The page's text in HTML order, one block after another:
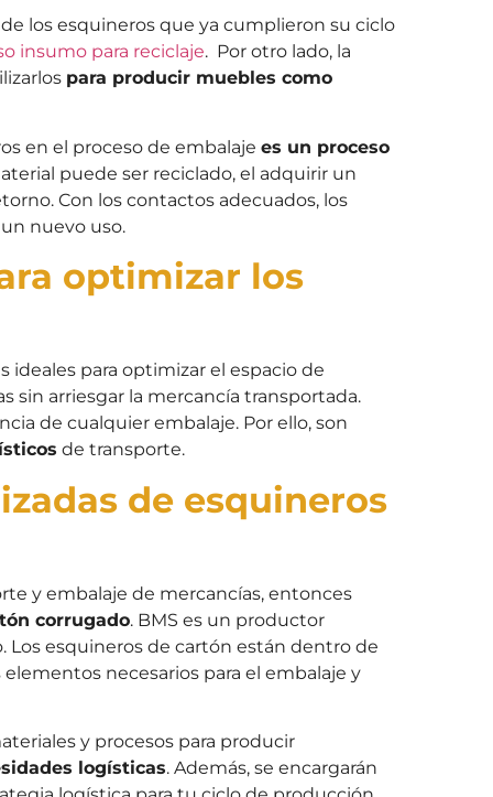
los esquineros que ya cumplieron su ciclo
insumo para reciclaje. Por otro lado, la
para producir muebles como
en el proceso de embalaje es un proceso
puede ser reciclado, el adquirir un
Con los contactos adecuados, los
nuevo uso.
optimizar los
ideales para optimizar el espacio de
sin arriesgar la mercancía transportada.
de cualquier embalaje. Por ello, son
de transporte.
de esquineros
y embalaje de mercancías, entonces
corrugado. BMS es un productor
esquineros de cartón están dentro de
necesarios para el embalaje y
y procesos para producir
logísticas. Además, se encargarán